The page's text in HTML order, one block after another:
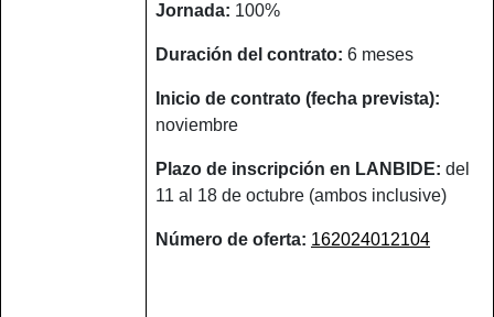
Jornada: 100%
Duración del contrato: 6 meses
Inicio de contrato (fecha prevista):
noviembre
Plazo de inscripción en LANBIDE: del
11 al 18 de octubre (ambos inclusive)
Número de oferta: 162024012104